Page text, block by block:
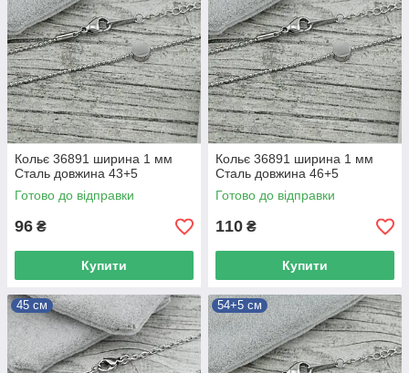
Кольє 36891 ширина 1 мм
Сталь довжина 43+5
Готово до відправки
96 ₴
Купити
Кольє 36891 ширина 1 мм
Сталь довжина 46+5
Готово до відправки
110 ₴
Купити
45 см 54+5 см